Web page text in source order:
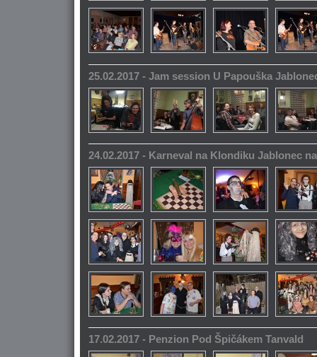
25.02.2017 - Jam session U Papouška
24.02.2017 - Karneval na Klondiku Jablonec
17.02.2017 - Penzion Pod Špičákem Tanvald